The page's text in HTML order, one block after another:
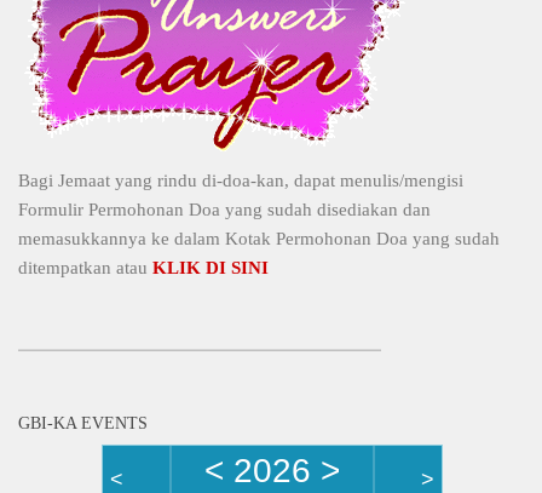
Bagi Jemaat yang rindu di-doa-kan, dapat menulis/mengisi
Formulir Permohonan Doa yang sudah disediakan dan
memasukkannya ke dalam Kotak Permohonan Doa yang sudah
ditempatkan atau KLIK DI SINI
GBI-KA EVENTS
< < 2026 > >